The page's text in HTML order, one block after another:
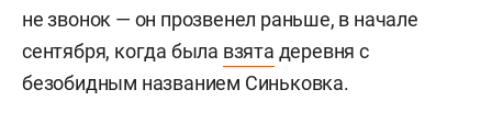
не звонок — он прозвенел раньше, в начале
сентября, когда была взята деревня с
безобидным названием Синьковка.